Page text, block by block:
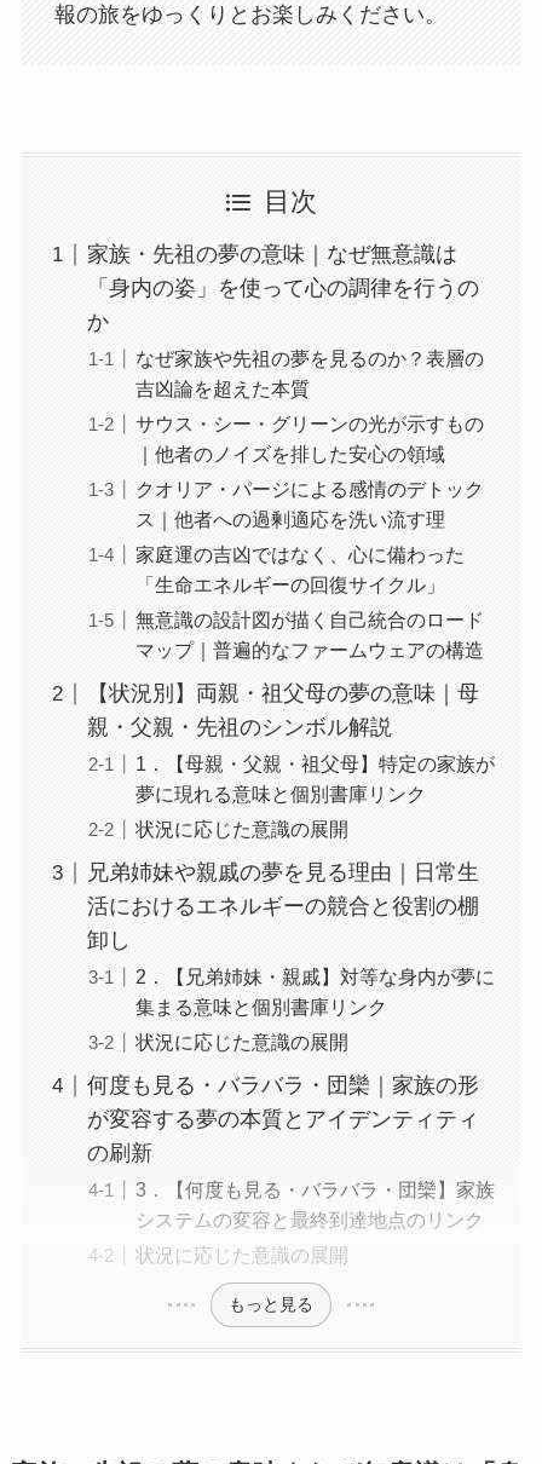
報の旅をゆっくりとお楽しみください。
目次
家族・先祖の夢の意味｜なぜ無意識は
「身内の姿」を使って心の調律を行うの
か
なぜ家族や先祖の夢を見るのか？表層の
吉凶論を超えた本質
サウス・シー・グリーンの光が示すもの
｜他者のノイズを排した安心の領域
クオリア・パージによる感情のデトック
ス｜他者への過剰適応を洗い流す理
家庭運の吉凶ではなく、心に備わった
「生命エネルギーの回復サイクル」
無意識の設計図が描く自己統合のロード
マップ｜普遍的なファームウェアの構造
【状況別】両親・祖父母の夢の意味｜母
親・父親・先祖のシンボル解説
1．【母親・父親・祖父母】特定の家族が
夢に現れる意味と個別書庫リンク
状況に応じた意識の展開
兄弟姉妹や親戚の夢を見る理由｜日常生
活におけるエネルギーの競合と役割の棚
卸し
2．【兄弟姉妹・親戚】対等な身内が夢に
集まる意味と個別書庫リンク
状況に応じた意識の展開
何度も見る・バラバラ・団欒｜家族の形
が変容する夢の本質とアイデンティティ
の刷新
3．【何度も見る・バラバラ・団欒】家族
システムの変容と最終到達地点のリンク
状況に応じた意識の展開
もっと見る